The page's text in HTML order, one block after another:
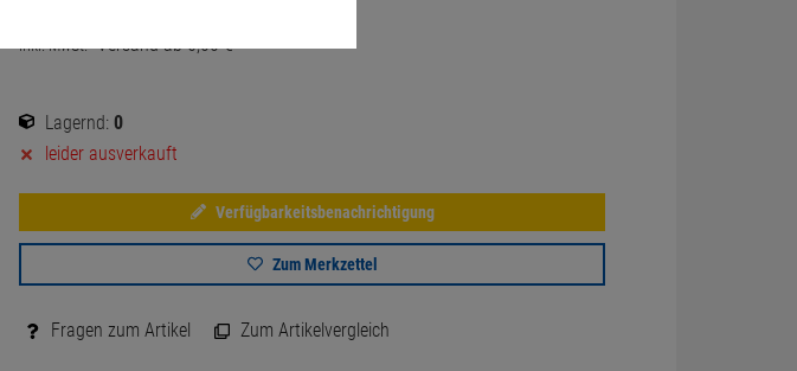
inkl. MwSt. Versand ab6,00 €
Lagernd: 0
leider ausverkauft
Verfügbarkeitsbenachrichtigung
Zum Merkzettel
Fragen zum Artikel Zum Artikelvergleich